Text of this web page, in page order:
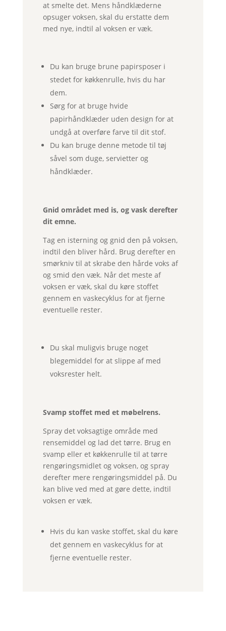
at smelte det. Mens håndklæderne
opsuger voksen, skal du erstatte dem
med nye, indtil al voksen er væk.
Du kan bruge brune papirsposer i
stedet for køkkenrulle, hvis du har
dem.
Sørg for at bruge hvide
papirhåndklæder uden design for at
undgå at overføre farve til dit stof.
Du kan bruge denne metode til tøj
såvel som duge, servietter og
håndklæder.
Gnid området med is, og vask derefter
dit emne.
Tag en isterning og gnid den på voksen,
indtil den bliver hård. Brug derefter en
smørkniv til at skrabe den hårde voks af
og smid den væk. Når det meste af
voksen er væk, skal du køre stoffet
gennem en vaskecyklus for at fjerne
eventuelle rester.
Du skal muligvis bruge noget
blegemiddel for at slippe af med
voksrester helt.
Svamp stoffet med et møbelrens.
Spray det voksagtige område med
rensemiddel og lad det tørre. Brug en
svamp eller et køkkenrulle til at tørre
rengøringsmidlet og voksen, og spray
derefter mere rengøringsmiddel på. Du
kan blive ved med at gøre dette, indtil
voksen er væk.
Hvis du kan vaske stoffet, skal du køre
det gennem en vaskecyklus for at
fjerne eventuelle rester.